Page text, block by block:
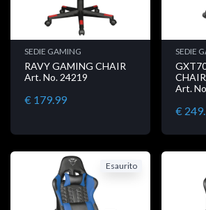
SEDIE GAMING
RAVY GAMING CHAIR
Art. No. 24219
€ 179.99
SEDIE
Art.
€
Esaurito